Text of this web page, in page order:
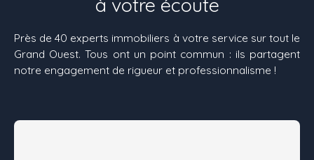
Près de 40 experts immobiliers à votre service sur tout le
Grand Ouest. Tous ont un point commun : ils partagent
notre engagement de rigueur et professionnalisme !